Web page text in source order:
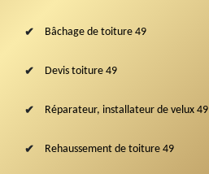
Bâchage de toiture 49
Devis toiture 49
Réparateur, installateur de velux 49
Rehaussement de toiture 49